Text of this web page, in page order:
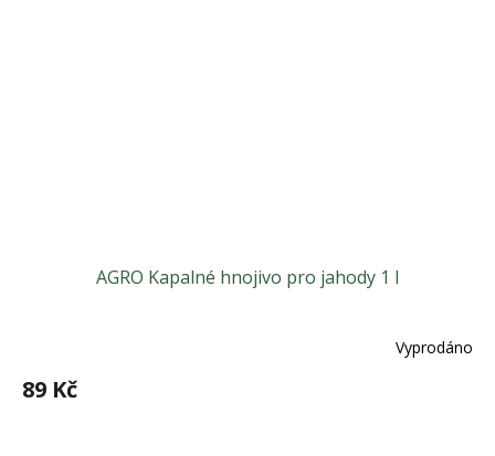
AGRO Kapalné hnojivo pro jahody 1 l
Vyprodáno
89 Kč